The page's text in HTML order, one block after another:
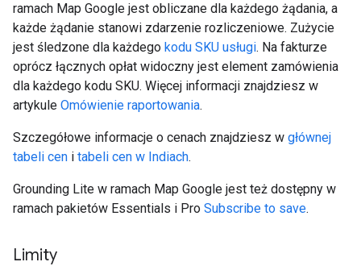
ramach Map Google jest obliczane dla każdego żądania, a
każde żądanie stanowi zdarzenie rozliczeniowe. Zużycie
jest śledzone dla każdego kodu SKU usługi. Na fakturze
oprócz łącznych opłat widoczny jest element zamówienia
dla każdego kodu SKU. Więcej informacji znajdziesz w
artykule Omówienie raportowania.
Szczegółowe informacje o cenach znajdziesz w głównej
tabeli cen i tabeli cen w Indiach.
Grounding Lite w ramach Map Google jest też dostępny w
ramach pakietów Essentials i Pro Subscribe to save.
Limity